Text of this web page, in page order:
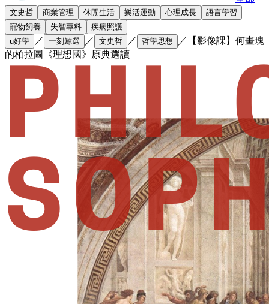
文史哲 商業管理 休閒生活 樂活運動 心理成長
語言學習
寵物飼養
失智專科
疾病照護
u好學
／ 一刻鯨選 ／ 文史哲 ／ 哲學思想 ／
【影像課】何畫瑰
的柏拉圖《理想國》原典選讀